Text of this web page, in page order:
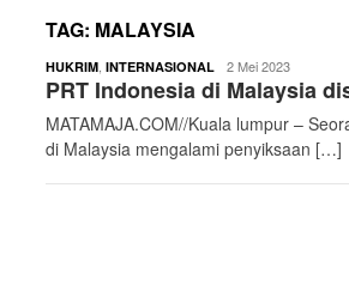
TAG: MALAYSIA
HUKRIM INTERNASIONAL buserjatim
2 Mei 2023
PRT Indonesia di Malaysia
MATAMAJA.COM//Kuala lumpur –
di Malaysia mengalami penyiksaan […]